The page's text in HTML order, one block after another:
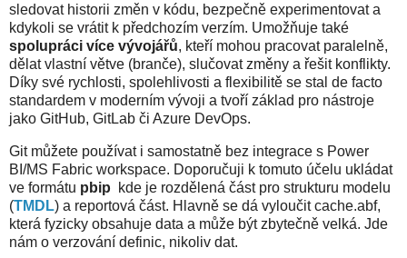
sledovat historii změn v kódu, bezpečně experimentovat a
kdykoli se vrátit k předchozím verzím. Umožňuje také
spolupráci více vývojářů, kteří mohou pracovat paralelně,
dělat vlastní větve (branče), slučovat změny a řešit konflikty.
Díky své rychlosti, spolehlivosti a flexibilitě se stal de facto
standardem v moderním vývoji a tvoří základ pro nástroje
jako GitHub, GitLab či Azure DevOps.
Git můžete používat i samostatně bez integrace s Power
BI/MS Fabric workspace. Doporučuji k tomuto účelu ukládat
ve formátu pbip
kde je rozdělená část pro strukturu modelu
(TMDL) a reportová část. Hlavně se dá vyloučit cache.abf,
která fyzicky obsahuje data a může být zbytečně velká. Jde
nám o verzování definic, nikoliv dat.